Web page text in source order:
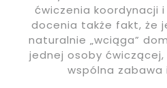
ćwiczenia koordynacji
docenia także fakt, że
naturalnie „wciąga”
jednej osoby
wspólna zabawa